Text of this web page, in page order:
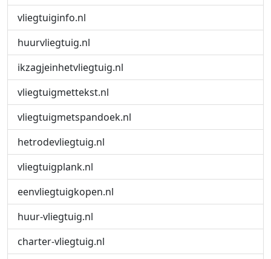
vliegtuiginfo.nl
huurvliegtuig.nl
ikzagjeinhetvliegtuig.nl
vliegtuigmettekst.nl
vliegtuigmetspandoek.nl
hetrodevliegtuig.nl
vliegtuigplank.nl
eenvliegtuigkopen.nl
huur-vliegtuig.nl
charter-vliegtuig.nl